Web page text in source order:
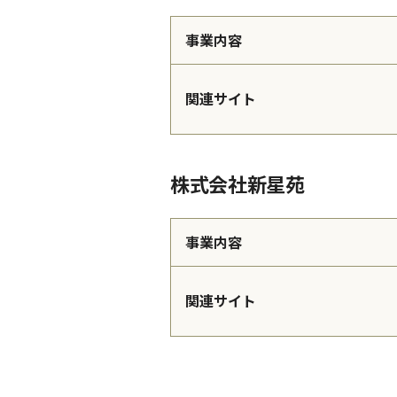
事業内容
関連サイト
株式会社新星苑
事業内容
関連サイト